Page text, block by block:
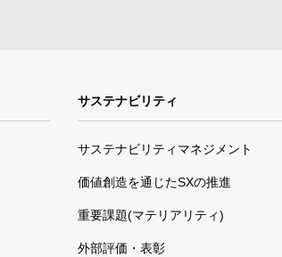
サステナビリティ
サステナビリティマネジメント
価値創造を通じたSXの推進
重要課題(マテリアリティ)
外部評価・表彰